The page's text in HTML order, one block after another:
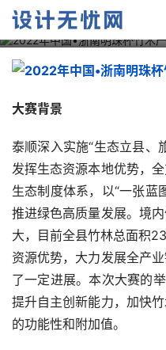
赛征集
大赛背景
泰顺深入实施“生态立县、
发挥生态资源本地优势，
生态制度体系，以“一张蓝
推进绿色高质量发展。境
大，目前全县竹林总面积
资源优势，大力发展全产
了一定进展。本次大赛的
提升自主创新能力，加快
的功能性和附加值。